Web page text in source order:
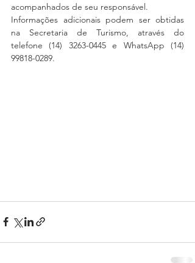
acompanhados de seu responsável.
Informações adicionais podem ser obtidas
na Secretaria de Turismo, através do
telefone (14) 3263-0445 e WhatsApp (14)
99818-0289.